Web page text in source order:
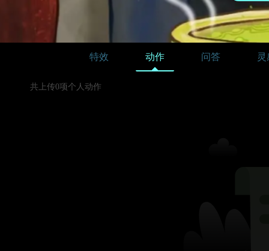
特效 动作 问答 灵
共上传0项个人动作